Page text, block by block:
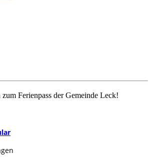
Ferienpass der Gemeinde Leck!